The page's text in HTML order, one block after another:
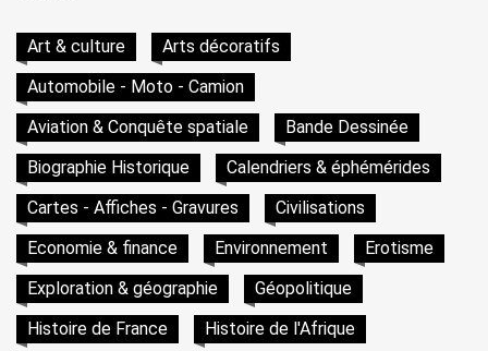
Art & culture
Arts décoratifs
Automobile - Moto - Camion
Aviation & Conquête spatiale
Bande Dessinée
Biographie Historique
Calendriers & éphémérides
Cartes - Affiches - Gravures
Civilisations
Economie & finance
Environnement
Erotisme
Exploration & géographie
Géopolitique
Histoire de France
Histoire de l'Afrique